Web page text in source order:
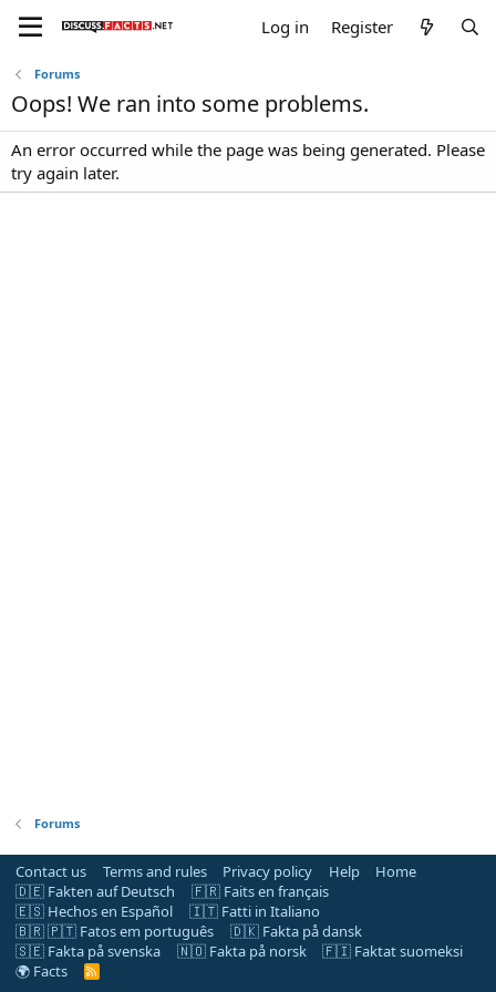
Log in Register
Forums
Oops! We ran into some problems.
An error occurred while the page was being generated. Please
try again later.
Forums
Contact us Terms and rules Privacy policy Help
Home
🇩🇪 Fakten auf Deutsch
🇫🇷 Faits en français
🇪🇸 Hechos en Español
🇮🇹 Fatti in Italiano
🇧🇷 🇵🇹 Fatos em português
🇩🇰 Fakta på dansk
🇸🇪 Fakta på svenska
🇳🇴 Fakta på norsk
🇫🇮 Faktat suomeksi
🌍 Facts
R